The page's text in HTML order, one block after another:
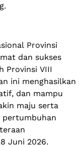
Provinsi
dan sukses
Provinsi VIII
ini menghasilkan
dan mampu
maju serta
pertumbuhan
Juni 2026.